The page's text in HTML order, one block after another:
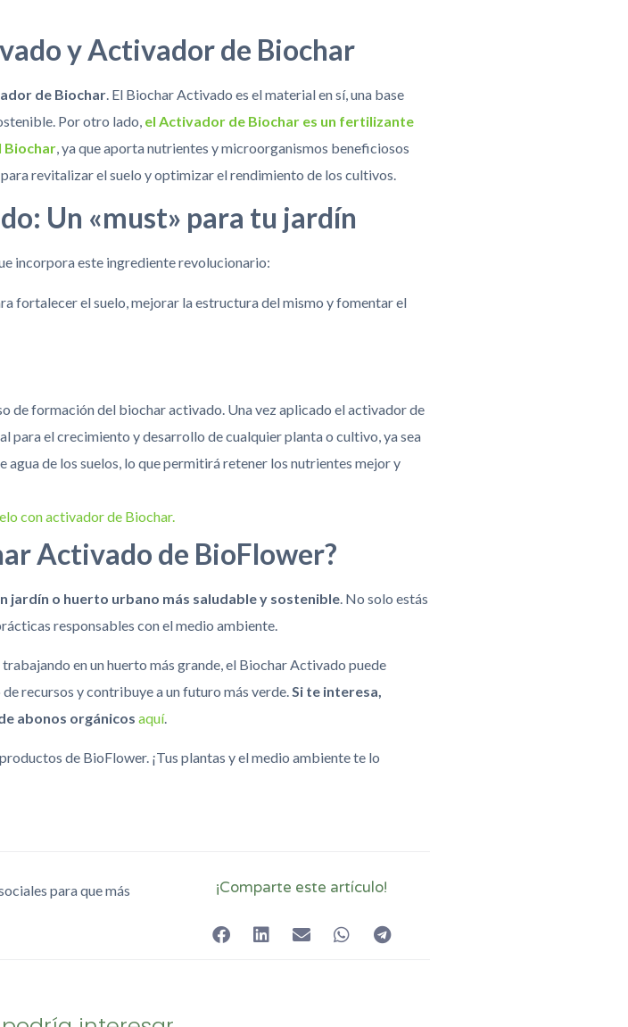
y Activador de Biochar
de Biochar. El Biochar Activado es el material en sí, una base
Por otro lado, el Activador de Biochar es un fertilizante
Biochar, ya que aporta nutrientes y microorganismos beneficiosos
revitalizar el suelo y optimizar el rendimiento de los cultivos.
Un «must» para tu jardín
incorpora este ingrediente revolucionario:
fortalecer el suelo, mejorar la estructura del mismo y fomentar el
de formación del biochar activado. Una vez aplicado el activador de
para el crecimiento y desarrollo de cualquier planta o cultivo, ya sea
agua de los suelos, lo que permitirá retener los nutrientes mejor y
con activador de Biochar.
Activado de BioFlower?
jardín o huerto urbano más saludable y sostenible . No solo estás
responsables con el medio ambiente.
en un huerto más grande, el Biochar Activado puede
recursos y contribuye a un futuro más verde.Si te interesa,
abonos orgánicos aquí.
de BioFlower. ¡Tus plantas y el medio ambiente te lo
para que más
¡Comparte este artículo!